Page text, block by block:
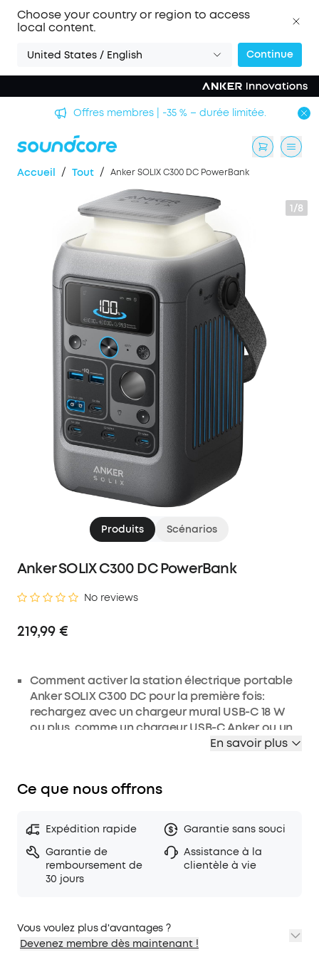
Choose your country or region to access
local content.
United States / English Continue
Offres membres | -35 % – durée limitée.
Accueil / Tout / Anker SOLIX C300 DC PowerBank
1/8
Produits Scénarios
Anker SOLIX C300 DC PowerBank
No reviews
219,99 €
Comment activer la station électrique portable
Anker SOLIX C300 DC pour la première fois:
rechargez avec un chargeur mural USB-C 18 W
ou plus, comme un chargeur USB-C Anker ou un
chargeur d'ordinateur portable. Seuls les ports
vos appareils où que vous soyez avec sa
avec deux ports USB-C bilatéraux 140 W.
7 ports et prises : alimentez tous vos appareils
avec 1 prise allume-cigare (120 W), 2 ports USB-C
(140 W), 1 port USB-C (100 W), 1 port USB-C (15 W)
totale avec une station 30 % plus petite que les
stations similaires. Attachez la lanière (vendue
En savoir plus
Ce que nous offrons
Expédition rapide
Garantie sans souci
Garantie de
remboursement de
30 jours
Assistance à la
clientèle à vie
Vous voulez plus d'avantages ?
Devenez membre dès maintenant !